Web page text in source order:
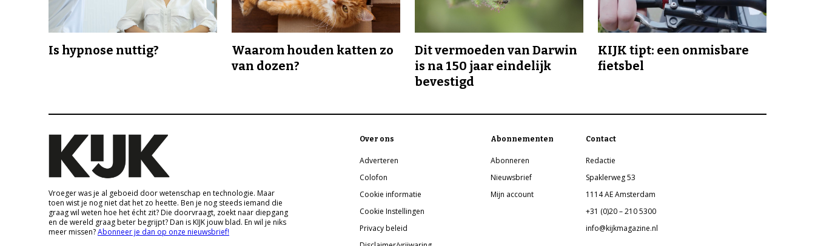
Is hypnose nuttig?
Waarom houden katten zo
van dozen?
Dit vermoeden van Darwin
is na 150 jaar eindelijk
bevestigd
KIJK tipt: een onmisbare
fietsbel
Vroeger was je al geboeid door wetenschap en technologie. Maar
toen wist je nog niet dat het zo heette. Ben je nog steeds iemand die
graag wil weten hoe het écht zit? Die doorvraagt, zoekt naar diepgang
en de wereld graag beter begrijpt? Dan is KIJK jouw blad. En wil je niks
meer missen?Abonneer je dan op onze nieuwsbrief!
Over ons
Adverteren
Colofon
Cookie informatie
Cookie Instellingen
Privacy beleid
Abonnementen
Abonneren
Nieuwsbrief
Mijn account
Contact
Redactie
Spaklerweg 53
1114 AE Amsterdam
+31 (0)20 – 210 5300
info@kijkmagazine.nl